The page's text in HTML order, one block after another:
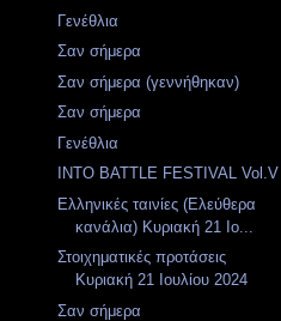
Γενέθλια
Σαν σήμερα
Σαν σήμερα (γεννήθηκαν)
Σαν σήμερα
Γενέθλια
INTO BATTLE FESTIVAL Vol.V
Ελληνικές ταινίες (Ελεύθερα
κανάλια) Κυριακή 21 Ιο...
Στοιχηματικές προτάσεις
Κυριακή 21 Ιουλίου 2024
Σαν σήμερα